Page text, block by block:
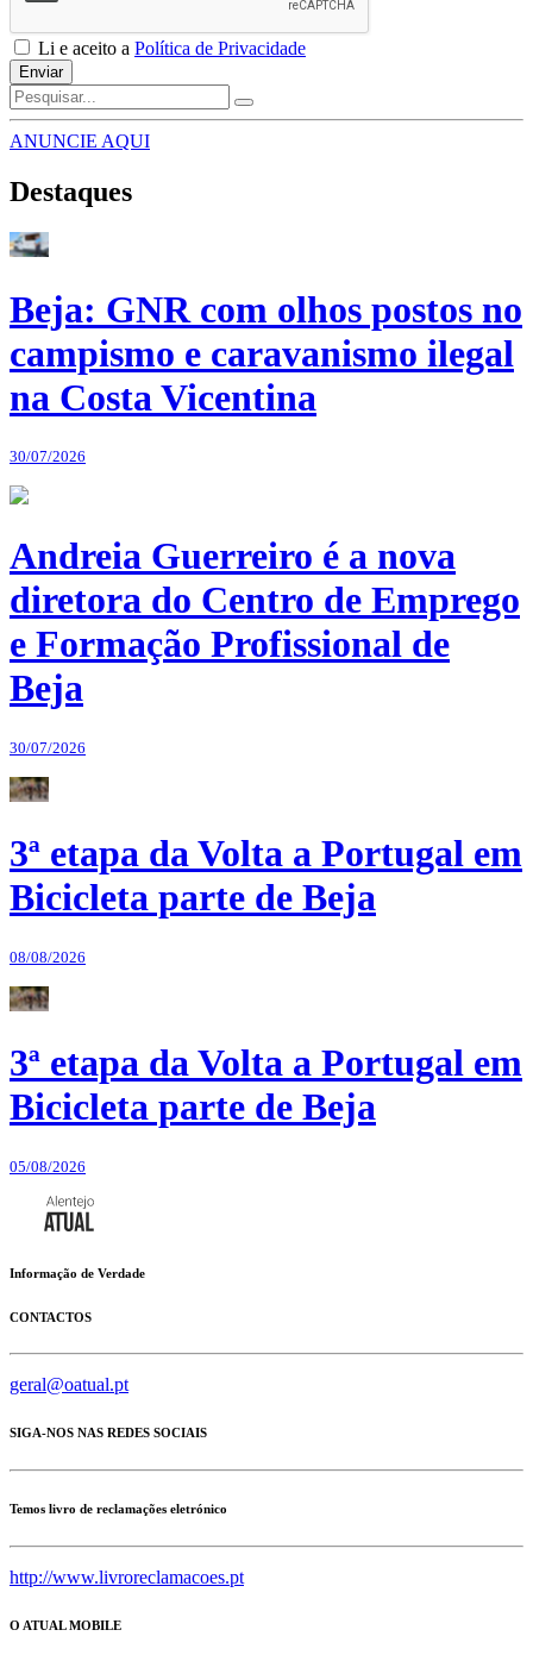
Li e aceito a Política de Privacidade
Enviar
ANUNCIE AQUI
Destaques
Beja: GNR com olhos postos no
campismo e caravanismo ilegal
na Costa Vicentina
30/07/2026
Andreia Guerreiro é a nova
diretora do Centro de Emprego
e Formação Profissional de
Beja
30/07/2026
3ª etapa da Volta a Portugal em
Bicicleta parte de Beja
08/08/2026
3ª etapa da Volta a Portugal em
Bicicleta parte de Beja
05/08/2026
Informação de Verdade
CONTACTOS
geral@oatual.pt
SIGA-NOS NAS REDES SOCIAIS
Temos livro de reclamações eletrónico
http://www.livroreclamacoes.pt
O ATUAL MOBILE